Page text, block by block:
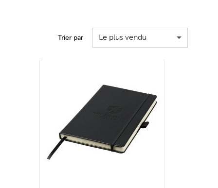
Trier par Le plus vendu